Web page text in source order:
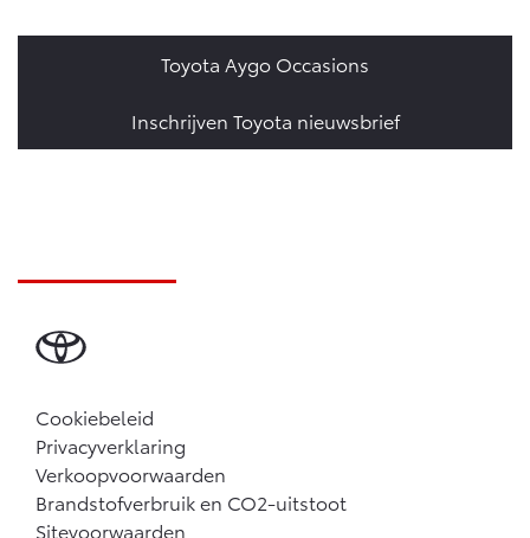
Toyota Aygo Occasions
Inschrijven Toyota nieuwsbrief
Cookiebeleid
Privacyverklaring
Verkoopvoorwaarden
Brandstofverbruik en CO2-uitstoot
Sitevoorwaarden